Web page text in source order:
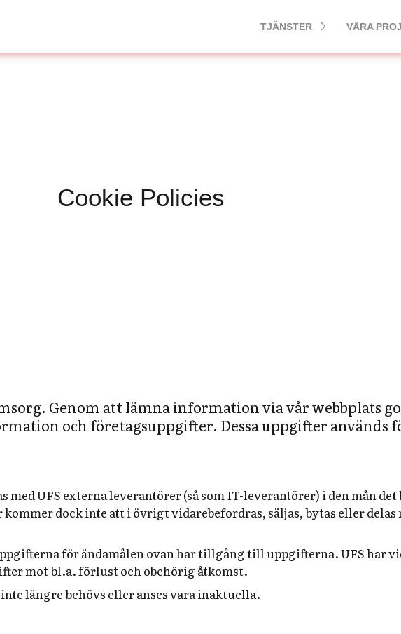
TJÄNSTER VÅRA
Cookie Policies
Genom att lämna information via vår webbplats
och företagsuppgifter. Dessa uppgifter används
UFS externa leverantörer (så som IT-leverantörer) i den mån
dock inte att i övrigt vidarebefordras, säljas, bytas eller
för ändamålen ovan har tillgång till uppgifterna. UFS har
mot bl.a. förlust och obehörig åtkomst.
längre behövs eller anses vara inaktuella.